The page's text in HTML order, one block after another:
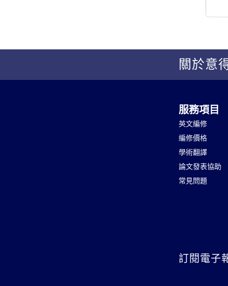
關於意
服務項目
英文編修
編修價格
學術翻譯
論文發表協助
常見問題
訂閱電子